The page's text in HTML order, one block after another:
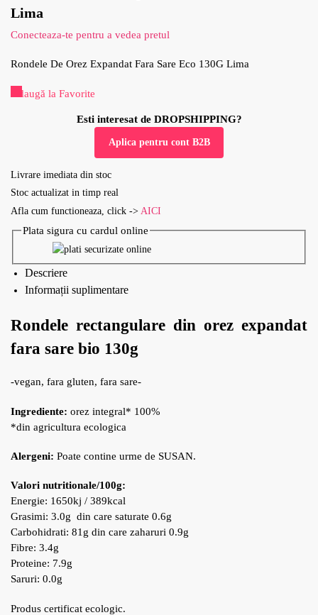
Lima
Conecteaza-te pentru a vedea pretul
Rondele De Orez Expandat Fara Sare Eco 130G Lima
Adaugă la Favorite
Esti interesat de DROPSHIPPING?
Aplica pentru cont B2B
Livrare imediata din stoc
Stoc actualizat in timp real
Afla cum functioneaza, click -> AICI
Plata sigura cu cardul online
Descriere
Informații suplimentare
Rondele rectangulare din orez expandat
fara sare bio 130g
-vegan, fara gluten, fara sare-
Ingrediente: orez integral* 100%
*din agricultura ecologica
Alergeni: Poate contine urme de SUSAN.
Valori nutritionale/100g:
Energie: 1650kj / 389kcal
Grasimi: 3.0g din care saturate 0.6g
Carbohidrati: 81g din care zaharuri 0.9g
Fibre: 3.4g
Proteine: 7.9g
Saruri: 0.0g
Produs certificat ecologic.